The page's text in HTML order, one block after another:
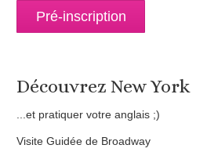
Pré-inscription
Découvrez New York
...et pratiquer votre anglais ;)
Visite Guidée de Broadway